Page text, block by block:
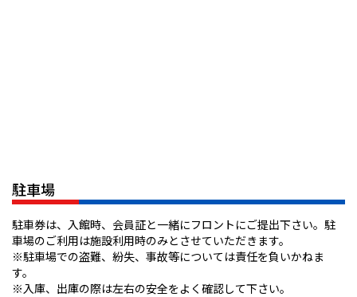
駐車場
駐車券は、入館時、会員証と一緒にフロントにご提出下さい。駐
車場のご利用は施設利用時のみとさせていただきます。
※駐車場での盗難、紛失、事故等については責任を負いかねま
す。
※入庫、出庫の際は左右の安全をよく確認して下さい。